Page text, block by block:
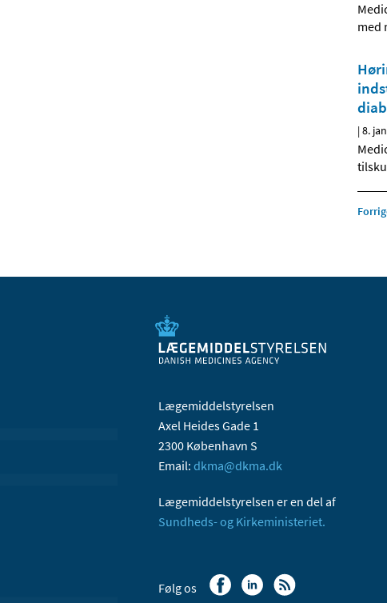
med
|8.
Lægemiddelstyrelsen
Axel Heides Gade 1
2300 København S
Email: dkma@dkma.dk
Lægemiddelstyrelsen er en del af
Sundheds- og Kirkeministeriet.
Følg os